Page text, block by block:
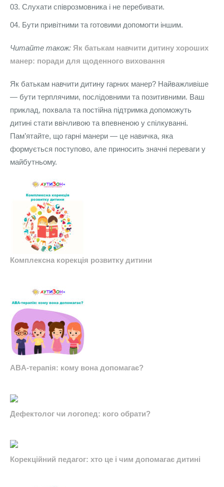
Слухати співрозмовника і не перебивати.
Бути привітними та готовими допомогти іншим.
Читайте також: Як батькам навчити дитину хороших
манер: поради для щоденного виховання
Як батькам навчити дитину гарних манер? Найважливіше
— бути терплячими, послідовними та позитивними. Ваш
приклад, похвала та постійна підтримка допоможуть
дитині стати ввічливою та впевненою у спілкуванні.
Пам’ятайте, що гарні манери — це навичка, яка
формується поступово, але приносить значні переваги у
майбутньому.
Комплексна корекція розвитку дитини
ABA-терапія: кому вона допомагає?
Дефектолог чи логопед: кого обрати?
Корекційний педагог: хто це і чим допомагає дитині